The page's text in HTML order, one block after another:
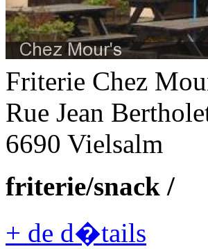
Friterie Chez
Rue Jean
6690 Vielsalm
friterie/snack /
+ de d�tails